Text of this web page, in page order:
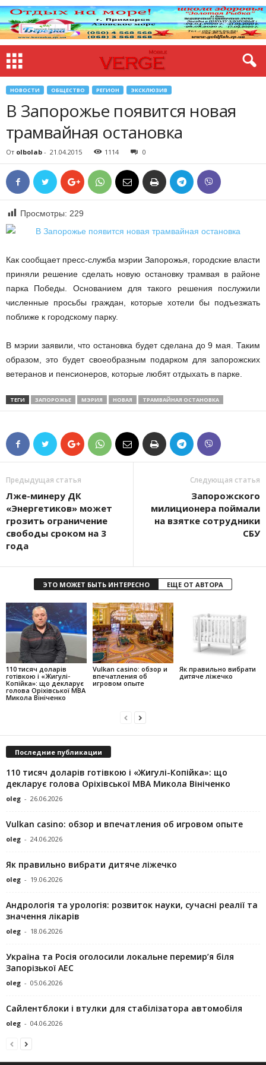
НОВОСТИ ОБЩЕСТВО РЕГИОН ЭКСКЛЮЗИВ
В Запорожье появится новая
трамвайная остановка
От olbolab - 21.04.2015 1114 0
Просмотры: 229
Как сообщает пресс-служба мэрии Запорожья, городские власти
приняли решение сделать новую остановку трамвая в районе
парка Победы. Основанием для такого решения послужили
численные просьбы граждан, которые хотели бы подъезжать
поближе к городскому парку.
В мэрии заявили, что остановка будет сделана до 9 мая. Таким
образом, это будет своеобразным подарком для запорожских
ветеранов и пенсионеров, которые любят отдыхать в парке.
ТЕГИ ЗАПОРОЖЬЕ МЭРИЯ НОВАЯ ТРАМВАЙНАЯ ОСТАНОВКА
Предыдущая статья
Лже-минеру ДК
«Энергетиков» может
грозить ограничение
свободы сроком на 3
года
Следующая статья
Запорожского
милиционера поймали
на взятке сотрудники
СБУ
ЭТО МОЖЕТ БЫТЬ ИНТЕРЕСНО ЕЩЕ ОТ АВТОРА
110 тисяч доларів
готівкою і «Жигулі-
Копійка»: що декларує
голова Оріхівської МВА
Микола Вініченко
Vulkan casino: обзор и
впечатления об
игровом опыте
Як правильно вибрати
дитяче ліжечко
Последние публикации
110 тисяч доларів готівкою і «Жигулі-Копійка»: що
декларує голова Оріхівської МВА Микола Вініченко
oleg - 26.06.2026
Vulkan casino: обзор и впечатления об игровом опыте
oleg - 24.06.2026
Як правильно вибрати дитяче ліжечко
oleg - 19.06.2026
Андрологія та урологія: розвиток науки, сучасні реалії та
значення лікарів
oleg - 18.06.2026
Україна та Росія оголосили локальне перемир’я біля
Запорізької АЕС
oleg - 05.06.2026
Сайлентблоки і втулки для стабілізатора автомобіля
oleg - 04.06.2026